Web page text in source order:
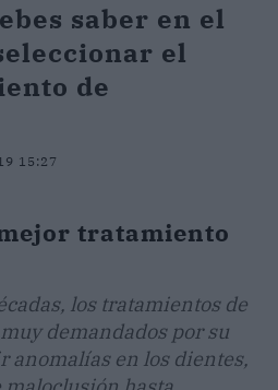
saber en el
el
de
15:27
tratamiento
los tratamientos de
demandados por su
anomalías en los dientes,